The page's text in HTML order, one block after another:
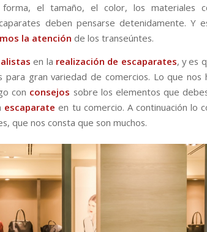
el tamaño, el color, los materiales
deben pensarse detenidamente. Y
la atención de los transeúntes.
en la realización de escaparates, y es
para gran variedad de comercios. Lo que nos
con consejos sobre los elementos que
escaparate en tu comercio. A continuación lo
que nos consta que son muchos.